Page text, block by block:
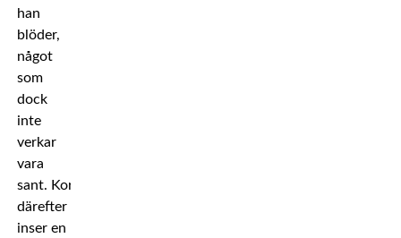
han
blöder,
något
som
dock
inte
verkar
vara
sant. Kort
därefter
inser en